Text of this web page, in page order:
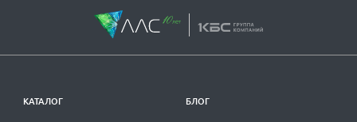
КАТАЛОГ БЛОГ